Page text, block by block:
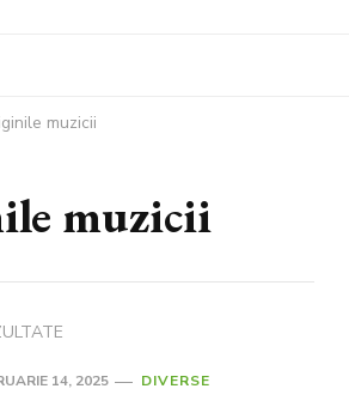
muzicii
muzicii
14, 2025 DIVERSE